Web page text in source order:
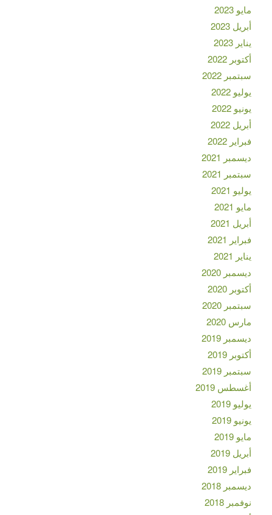
مايو 2023
أبريل 2023
يناير 2023
أكتوبر 2022
سبتمبر 2022
يوليو 2022
يونيو 2022
أبريل 2022
فبراير 2022
ديسمبر 2021
سبتمبر 2021
يوليو 2021
مايو 2021
أبريل 2021
فبراير 2021
يناير 2021
ديسمبر 2020
أكتوبر 2020
سبتمبر 2020
مارس 2020
ديسمبر 2019
أكتوبر 2019
سبتمبر 2019
أغسطس 2019
يوليو 2019
يونيو 2019
مايو 2019
أبريل 2019
فبراير 2019
ديسمبر 2018
نوفمبر 2018